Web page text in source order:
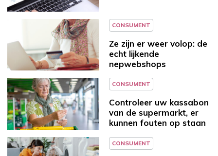
CONSUMENT
Ze zijn er weer volop: de
echt lijkende
nepwebshops
CONSUMENT
Controleer uw kassabon
van de supermarkt, er
kunnen fouten op staan
CONSUMENT